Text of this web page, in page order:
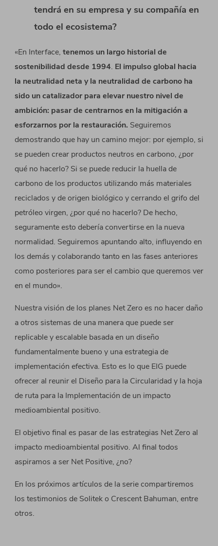
tendrá en su empresa y su compañía en
todo el ecosistema?
«En Interface, tenemos un largo historial de
sostenibilidad desde 1994. El impulso global hacia
la neutralidad neta y la neutralidad de carbono ha
sido un catalizador para elevar nuestro nivel de
ambición: pasar de centrarnos en la mitigación a
esforzarnos por la restauración. Seguiremos
demostrando que hay un camino mejor: por ejemplo, si
se pueden crear productos neutros en carbono, ¿por
qué no hacerlo? Si se puede reducir la huella de
carbono de los productos utilizando más materiales
reciclados y de origen biológico y cerrando el grifo del
petróleo virgen, ¿por qué no hacerlo? De hecho,
seguramente esto debería convertirse en la nueva
normalidad. Seguiremos apuntando alto, influyendo en
los demás y colaborando tanto en las fases anteriores
como posteriores para ser el cambio que queremos ver
en el mundo».
Nuestra visión de los planes Net Zero es no hacer daño
a otros sistemas de una manera que puede ser
replicable y escalable basada en un diseño
fundamentalmente bueno y una estrategia de
implementación efectiva. Esto es lo que EIG puede
ofrecer al reunir el Diseño para la Circularidad y la hoja
de ruta para la Implementación de un impacto
medioambiental positivo.
El objetivo final es pasar de las estrategias Net Zero al
impacto medioambiental positivo. Al final todos
aspiramos a ser Net Positive, ¿no?
En los próximos artículos de la serie compartiremos
los testimonios de Solitek o Crescent Bahuman, entre
otros.